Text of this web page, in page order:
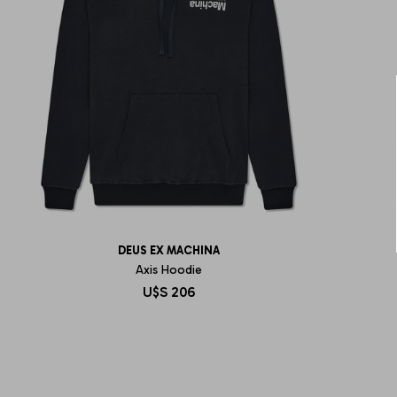
DEUS EX MACHINA
Axis Hoodie
U$S 206